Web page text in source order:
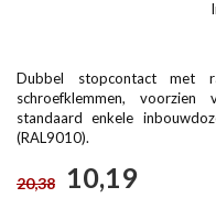
Dubbel stopcontact met
schroefklemmen, voorzien
standaard enkele
(RAL9010).
20,38 10,19